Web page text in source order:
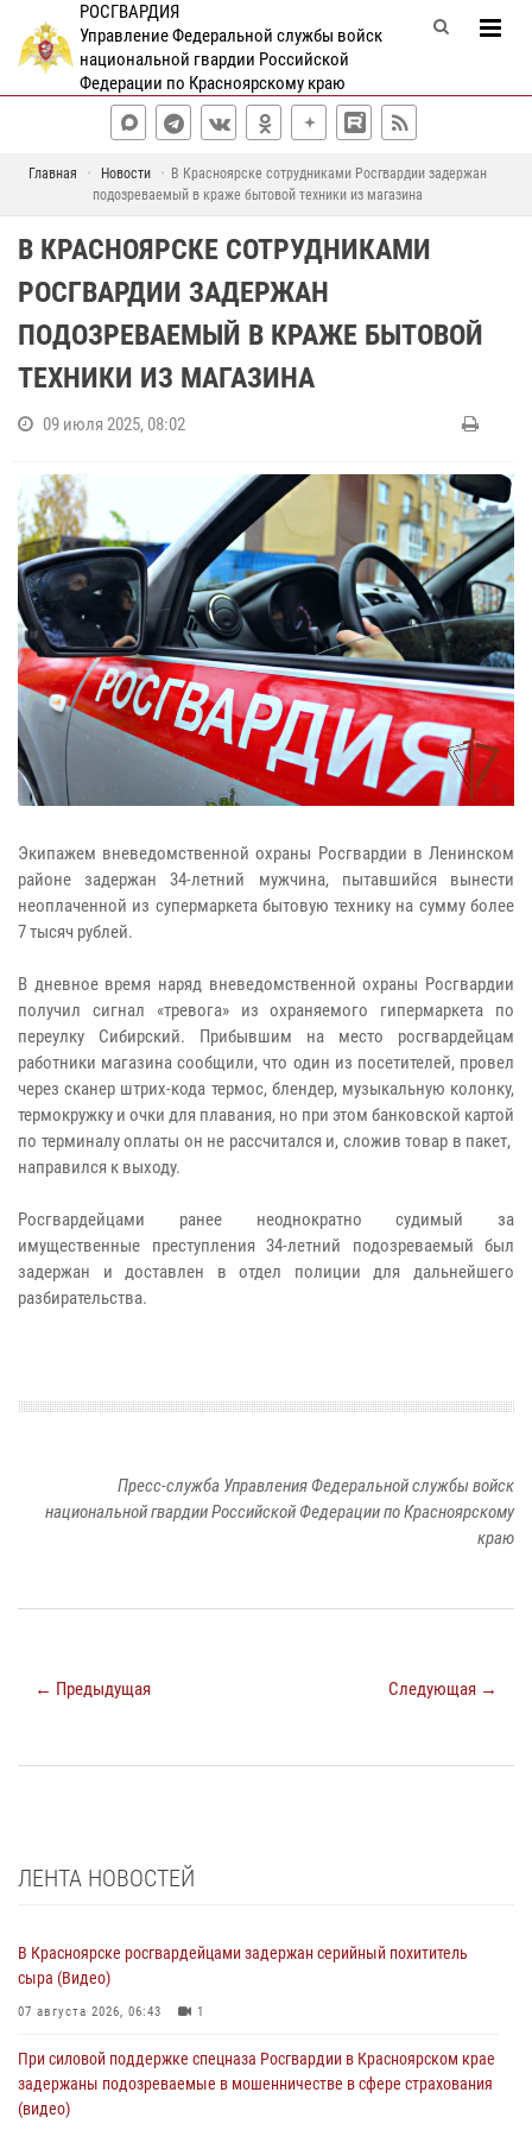
РОСГВАРДИЯ
Управление Федеральной службы войск
национальной гвардии Российской
Федерации по Красноярскому краю
Главная Новости
В Красноярске сотрудниками Росгвардии задержан
подозреваемый в краже бытовой техники из магазина
В КРАСНОЯРСКЕ СОТРУДНИКАМИ
РОСГВАРДИИ ЗАДЕРЖАН
ПОДОЗРЕВАЕМЫЙ В КРАЖЕ БЫТОВОЙ
ТЕХНИКИ ИЗ МАГАЗИНА
09 июля 2025, 08:02
Экипажем вневедомственной охраны Росгвардии в Ленинском
районе задержан 34-летний мужчина, пытавшийся вынести
неоплаченной из супермаркета бытовую технику на сумму более
7 тысяч рублей.
В дневное время наряд вневедомственной охраны Росгвардии
получил сигнал «тревога» из охраняемого гипермаркета по
переулку Сибирский. Прибывшим на место росгвардейцам
работники магазина сообщили, что один из посетителей, провел
через сканер штрих-кода термос, блендер, музыкальную колонку,
термокружку и очки для плавания, но при этом банковской картой
по терминалу оплаты он не рассчитался и, сложив товар в пакет,
направился к выходу.
Росгвардейцами ранее неоднократно судимый за
имущественные преступления 34-летний подозреваемый был
задержан и доставлен в отдел полиции для дальнейшего
разбирательства.
Пресс-служба Управления Федеральной службы войск
национальной гвардии Российской Федерации по Красноярскому
краю
← Предыдущая Следующая →
ЛЕНТА НОВОСТЕЙ
В Красноярске росгвардейцами задержан серийный похититель
сыра (Видео)
07 августа 2026, 06:43 1
При силовой поддержке спецназа Росгвардии в Красноярском крае
задержаны подозреваемые в мошенничестве в сфере страхования
(видео)